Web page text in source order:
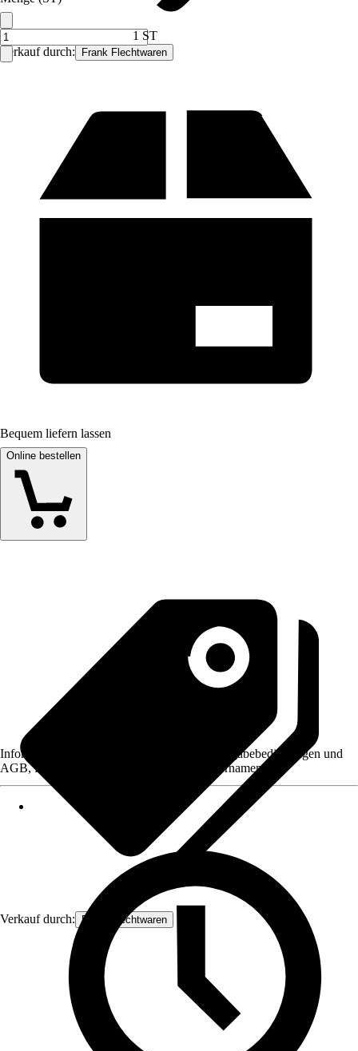
Verkauf durch: Frank Flechtwaren
1 ST
Bequem liefern lassen
Online bestellen
Verkauf durch: Frank Flechtwaren
Informationen des Verkäufers, wie z. B. Rückgabebedingungen und
AGB, finden Sie bei Klick auf den Verkäufernamen.